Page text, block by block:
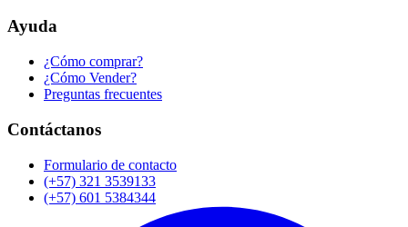
Ayuda
¿Cómo comprar?
¿Cómo Vender?
Preguntas frecuentes
Contáctanos
Formulario de contacto
(+57) 321 3539133
(+57) 601 5384344